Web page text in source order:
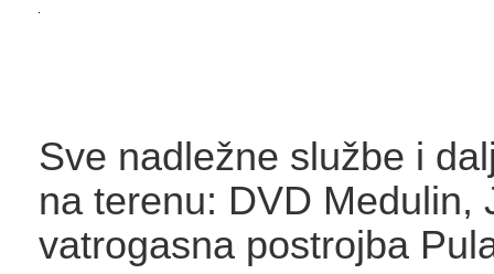
Sve nadležne službe i
na terenu: DVD Medulin,
vatrogasna postrojba